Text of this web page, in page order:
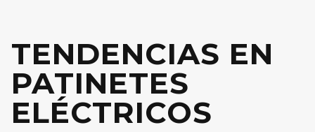
TENDENCIAS EN
PATINETES
ELÉCTRICOS